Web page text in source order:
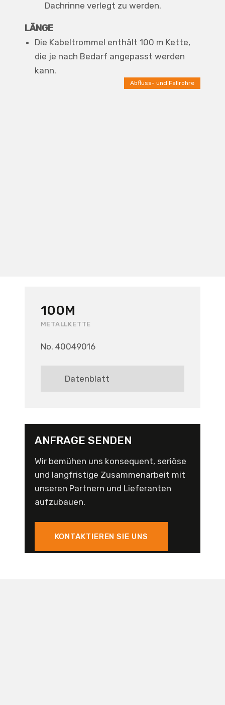
Dachrinne verlegt zu werden.
LÄNGE
Die Kabeltrommel enthält 100 m Kette,
die je nach Bedarf angepasst werden
kann.
Abfluss- und Fallrohre
100M
METALLKETTE
No. 40049016
Datenblatt
ANFRAGE SENDEN
Wir bemühen uns konsequent, seriöse
und langfristige Zusammenarbeit mit
unseren Partnern und Lieferanten
aufzubauen.
KONTAKTIEREN SIE UNS